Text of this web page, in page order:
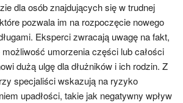
dla osób znajdujących się w trudnej
pozwala im na rozpoczęcie nowego
Eksperci zwracają uwagę na fakt,
umorzenia części lub całości
dużą ulgę dla dłużników i ich rodzin. Z
specjaliści wskazują na ryzyko
upadłości, takie jak negatywny wpływ